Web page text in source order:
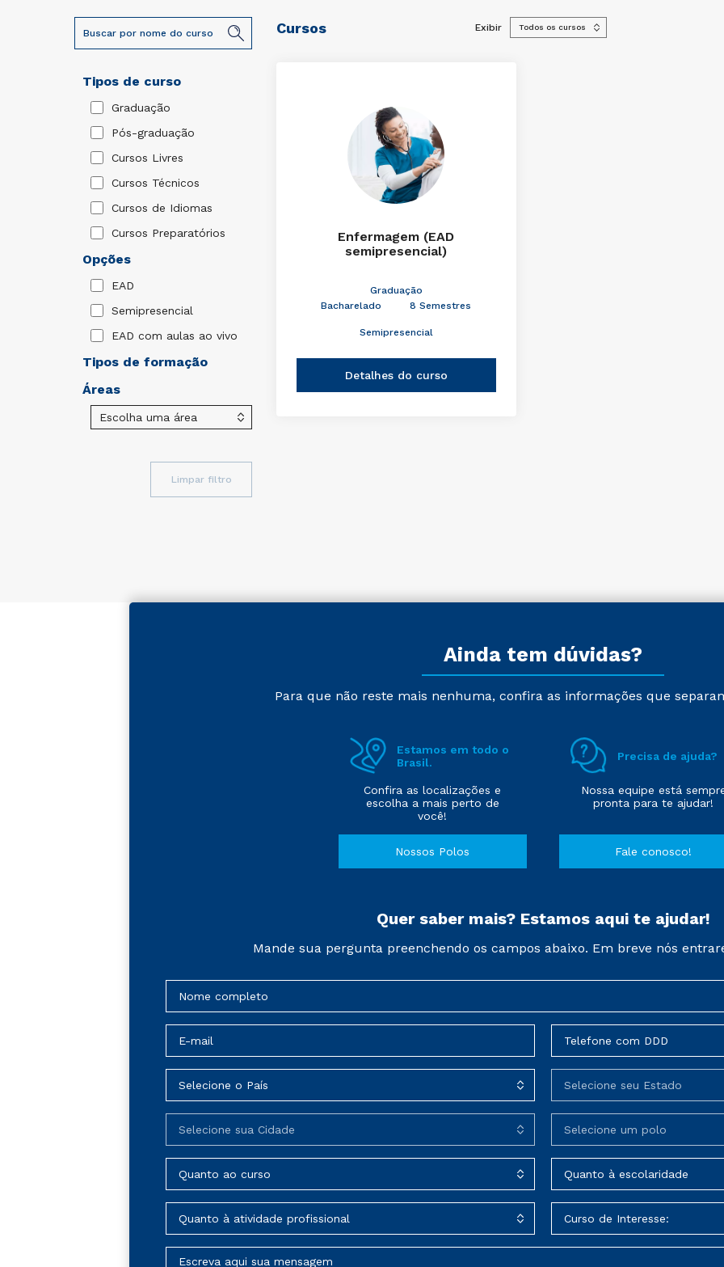
Tipos de curso
Graduação
Pós-graduação
Cursos Livres
Cursos Técnicos
Cursos de Idiomas
Cursos Preparatórios
Opções
EAD
Semipresencial
EAD com aulas ao vivo
Tipos de formação
Áreas
Limpar filtro
Cursos Exibir
Enfermagem (EAD
semipresencial)
Graduação
Bacharelado
8 Semestres
Semipresencial
Detalhes do curso
Ainda tem dúvidas?
Para que não reste mais nenhuma, confira as informações que
Estamos em todo o
Brasil.
Confira as localizações e
escolha a mais perto de
você!
Nossos Polos
Precisa de ajuda?
Nossa equipe está
pronta para te ajudar!
Fale conosco!
Quer saber mais? Estamos aqui te ajudar!
Mande sua pergunta preenchendo os campos abaixo. Em breve nós